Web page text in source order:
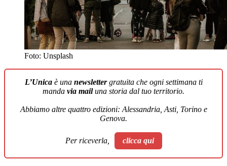
Foto: Unsplash
L’Unicaè una newslettergratuita che ogni settimana ti
manda via mailuna storia dal tuo territorio.
Abbiamo altre quattro edizioni: Alessandria, Asti, Torino e
Genova.
Per riceverla, clicca qui